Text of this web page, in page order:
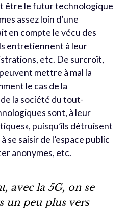
être le futur technologique
assez loin d’une
en compte le vécu des
entretiennent à leur
etc. De surcroît,
mettre à mal la
le cas de la
la société du tout-
sont, à leur
puisqu’ils détruisent
se saisir de l’espace public
anonymes, etc.
avec la 5G, on se
un peu plus vers